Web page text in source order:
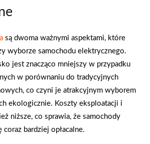
są dwoma ważnymi aspektami, które
wyborze samochodu elektrycznego.
jest znacząco mniejszy w przypadku
w porównaniu do tradycyjnych
co czyni je atrakcyjnym wyborem
ekologicznie. Koszty eksploatacji i
niższe, co sprawia, że samochody
bardziej opłacalne.